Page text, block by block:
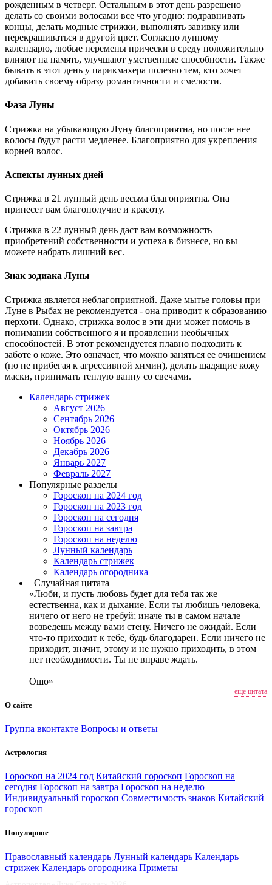
рожденным в четверг. Остальным в этот день разрешено
делать со своими волосами все что угодно: подравнивать
концы, делать модные стрижки, выполнять завивку или
перекрашиваться в другой цвет. Согласно лунному
календарю, любые перемены прически в среду положительно
влияют на память, улучшают умственные способности. Также
бывать в этот день у парикмахера полезно тем, кто хочет
добавить своему образу романтичности и смелости.
Фаза Луны
Стрижка на убывающую Луну благоприятна, но после нее
волосы будут расти медленее. Благоприятно для укрепления
корней волос.
Аспекты лунных дней
Стрижка в 21 лунный день весьма благоприятна. Она
принесет вам благополучие и красоту.
Стрижка в 22 лунный день даст вам возможность
приобретений собственности и успеха в бизнесе, но вы
можете набрать лишний вес.
Знак зодиака Луны
Стрижка является неблагоприятной. Даже мытье головы при
Луне в Рыбах не рекомендуется - она приводит к образованию
перхоти. Однако, стрижка волос в эти дни может помочь в
понимании собственного я и проявлении необычных
способностей. В этот рекомендуется плавно подходить к
заботе о коже. Это означает, что можно заняться ее очищением
(но не прибегая к агрессивной химии), делать щадящие кожу
маски, принимать теплую ванну со свечами.
Календарь стрижек
Август 2026
Сентябрь 2026
Октябрь 2026
Ноябрь 2026
Декабрь 2026
Январь 2027
Февраль 2027
Популярные разделы
Гороскоп на 2024 год
Гороскоп на 2023 год
Гороскоп на сегодня
Гороскоп на завтра
Гороскоп на неделю
Лунный календарь
Календарь стрижек
Календарь огородника
Случайная цитата
«Люби, и пусть любовь будет для тебя так же
естественна, как и дыхание. Если ты любишь человека,
ничего от него не требуй; иначе ты в самом начале
возведешь между вами стену. Ничего не ожидай. Если
что-то приходит к тебе, будь благодарен. Если ничего не
приходит, значит, этому и не нужно приходить, в этом
нет необходимости. Ты не вправе ждать.
Ошо»
еще цитата
О сайте
Группа вконтакте Вопросы и ответы
Астрология
Гороскоп на 2024 год Китайский гороскоп Гороскоп на
сегодня Гороскоп на завтра Гороскоп на неделю
Индивидуальный гороскоп Совместимость знаков Китайский
гороскоп
Популярное
Православный календарь Лунный календарь Календарь
стрижек Календарь огородника Приметы